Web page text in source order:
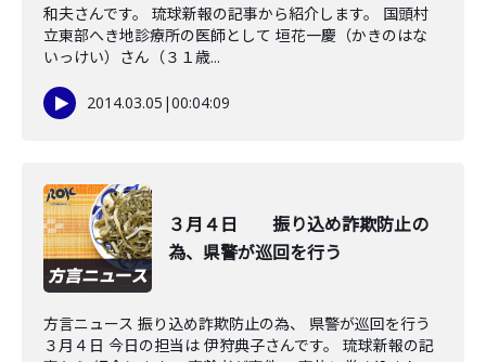
和夫さんです。 琉球新報の記事から紹介します。 国頭村
立東部へき地診療所の医師として 垣花一慶（かきのはな
いっけい）さん（３１歳...
2014.03.05 |00:04:09
３月４日 振り込め詐欺防止の
為、県警が巡回を行う
方言ニュース 振り込め詐欺防止の為、 県警が巡回を行う
３月４日 今日の担当は 伊狩典子さんです。 琉球新報の記